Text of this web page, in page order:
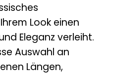
Look einen
Eleganz verleiht.
Auswahl an
Längen,